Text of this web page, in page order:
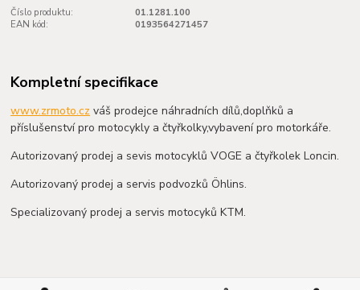
Číslo produktu:
01.1281.100
EAN kód:
0193564271457
Kompletní specifikace
www.zrmoto.cz váš prodejce náhradních dílů,doplňků a
příslušenství pro motocykly a čtyřkolky,vybavení pro motorkáře.
Autorizovaný prodej a sevis motocyklů VOGE a čtyřkolek Loncin.
Autorizovaný prodej a servis podvozků Öhlins.
Specializovaný prodej a servis motocyků KTM.